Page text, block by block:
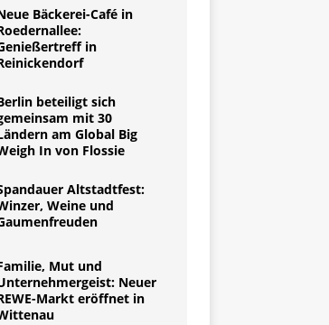
Bäckerei-Café in
in
beteiligt sich
mit 30
am Global Big
In von Flossie
Altstadtfest:
Weine und
Mut und
Neuer
Markt eröffnet in